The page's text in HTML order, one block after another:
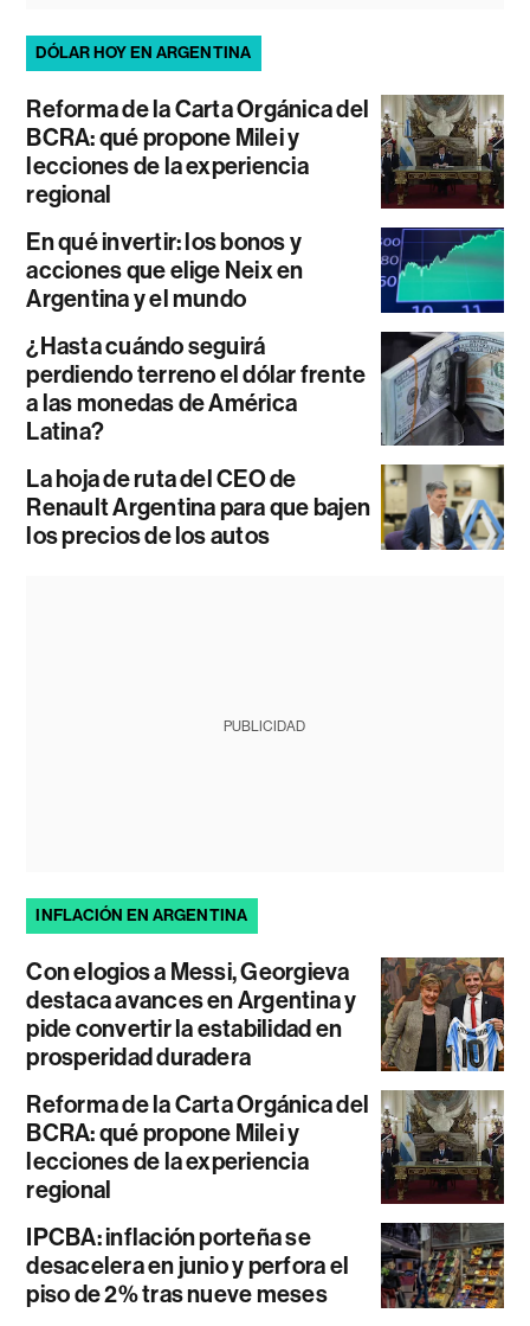
DÓLAR HOY EN ARGENTINA
Reforma de la Carta Orgánica del
BCRA: qué propone Milei y
lecciones de la experiencia
regional
En qué invertir: los bonos y
acciones que elige Neix en
Argentina y el mundo
¿Hasta cuándo seguirá
perdiendo terreno el dólar frente
a las monedas de América
Latina?
La hoja de ruta del CEO de
Renault Argentina para que bajen
los precios de los autos
PUBLICIDAD
INFLACIÓN EN ARGENTINA
Con elogios a Messi, Georgieva
destaca avances en Argentina y
pide convertir la estabilidad en
prosperidad duradera
Reforma de la Carta Orgánica del
BCRA: qué propone Milei y
lecciones de la experiencia
regional
IPCBA: inflación porteña se
desacelera en junio y perfora el
piso de 2% tras nueve meses